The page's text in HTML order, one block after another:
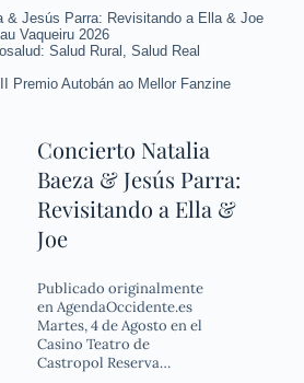
& Jesús Parra: Revisitando a Ella & Joe
Vaqueiru 2026
Salud Rural, Salud Real
Premio Autobán ao Mellor Fanzine
Concierto Natalia
Baeza & Jesús Parra:
Revisitando a Ella &
Joe
Publicado originalmente
en AgendaOccidente.es
Martes, 4 de Agosto en el
Casino Teatro de
Castropol Reserva…